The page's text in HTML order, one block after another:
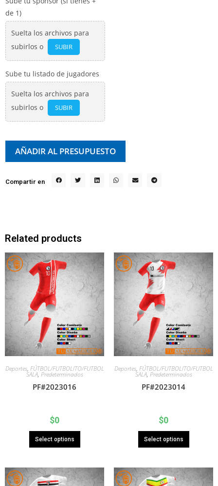
de 1)
Suelta los archivos para
subirlos o
SUBIR
Sube tu listado de jugadores
Suelta los archivos para
subirlos o
SUBIR
AÑADIR AL PRESUPUESTO
Compartir en
Related products
Deportes, FÚTBOL/FUTBOLITO/FUTBOL
SALA, Predeterminados
PF#2023016
$0
Select options
Deportes, FÚTBOL/FUTBOLITO/FUTBOL
SALA, Predeterminados
PF#2023014
$0
Select options